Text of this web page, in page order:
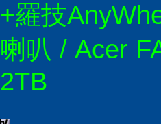
+羅技
喇叭 / Acer
2TB